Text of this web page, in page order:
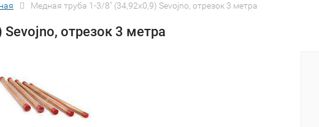
Медная труба 1-3/8" (34,92х0,9) Sevojno, отрезок 3 метра
отрезок 3 метра